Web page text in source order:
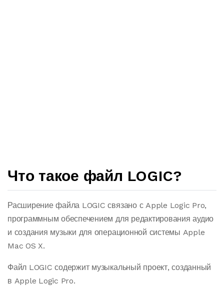
Что такое файл LOGIC?
Расширение файла LOGIC связано с Apple Logic Pro,
программным обеспечением для редактирования аудио
и создания музыки для операционной системы Apple
Mac OS X.
Файл LOGIC содержит музыкальный проект, созданный
в Apple Logic Pro.